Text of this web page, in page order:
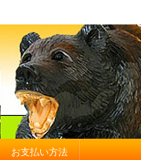
お支払い方法